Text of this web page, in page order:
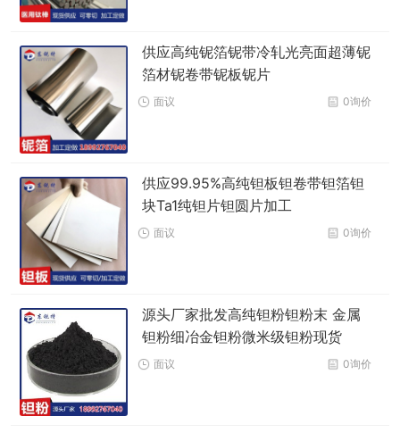
供应高纯铌箔铌带冷轧光亮面超薄铌
箔材铌卷带铌板铌片
0询价
面议
供应99.95%高纯钽板钽卷带钽箔钽
块Ta1纯钽片钽圆片加工
0询价
面议
源头厂家批发高纯钽粉钽粉末 金属
钽粉细冶金钽粉微米级钽粉现货
0询价
面议